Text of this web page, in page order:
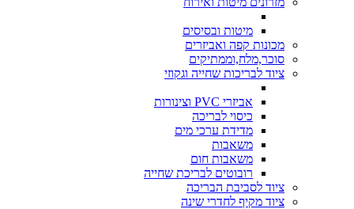
מיטות ובסיסים
מכונות קפה ואביזרים
סוכר,מלח,וממתיקים
ציוד לבריכות שחייה וגקוזי
אביזרי PVC וצינורות
כיסוי לבריכה
מדידת ערכי מים
משאבות
משאבות חום
רובוטים לבריכת שחייה
ציוד לסביבת הבריכה
ציוד מקיף לחדרי שינה